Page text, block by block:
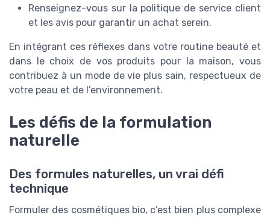
Renseignez-vous sur la politique de service client
et les avis pour garantir un achat serein.
En intégrant ces réflexes dans votre routine beauté et
dans le choix de vos produits pour la maison, vous
contribuez à un mode de vie plus sain, respectueux de
votre peau et de l’environnement.
Les défis de la formulation
naturelle
Des formules naturelles, un vrai défi
technique
Formuler des cosmétiques bio, c’est bien plus complexe